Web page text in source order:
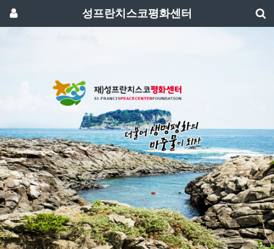
성프란치스코평화센터